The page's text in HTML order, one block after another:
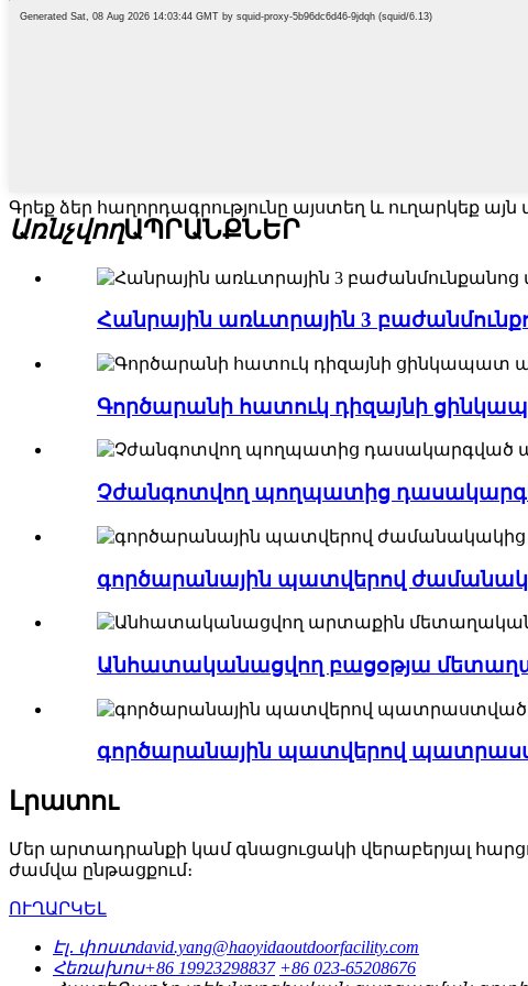
Գրեք ձեր հաղորդագրությունը այստեղ և ուղարկեք այն
ԱռնչվողԱՊՐԱՆՔՆԵՐ
Հանրային առևտրային 3
Գործարանի հատուկ դիզայնի
Չժանգոտվող պողպատից
գործարանային պատվերով
Անհատականացվող բացօթյա
գործարանային պատվերով
Լրատու
Մեր արտադրանքի կամ գնացուցակի վերաբերյալ
ժամվա ընթացքում։
ՈՒՂԱՐԿԵԼ
Էլ․ փոստdavid.yang@haoyidaoutdoorfacility.com
Հեռախոս+86 19923298837 +86 023-65208676